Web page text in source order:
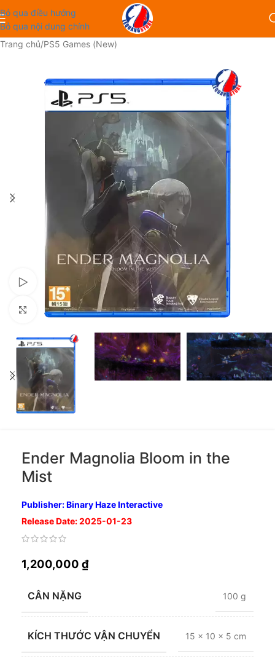
Bỏ qua điều hướng
Bỏ qua nội dung chính
Trang chủ/PS5 Games (New)
Nhấp để phóng to
Ender Magnolia Bloom in the
Mist
Publisher: Binary Haze Interactive
Release Date: 2025-01-23
1,200,000 ₫
CÂN NẶNG 100 g
KÍCH THƯỚC VẬN CHUYỂN 15 × 10 × 5 cm